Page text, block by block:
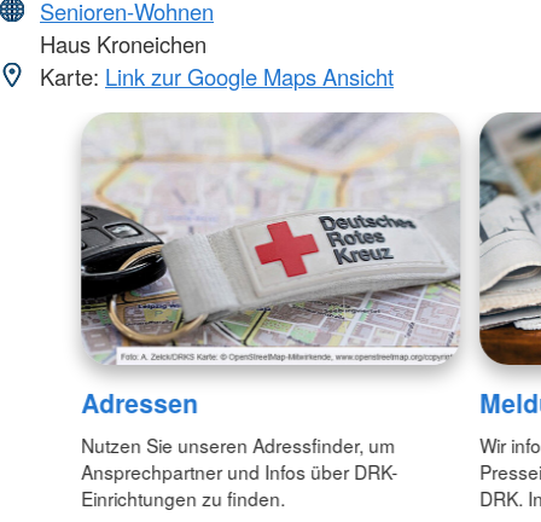
Senioren-Wohnen
Haus Kroneichen
Karte: Link zur Google Maps Ansicht
Adressen
Nutzen Sie unseren Adressfinder, um
Ansprechpartner und Infos über DRK-
Einrichtungen zu finden.
Wir
DRK.